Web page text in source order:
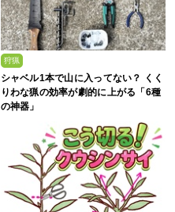
狩猟
シャベル1本で山に入ってない？ くく
りわな猟の効率が劇的に上がる「6種
の神器」